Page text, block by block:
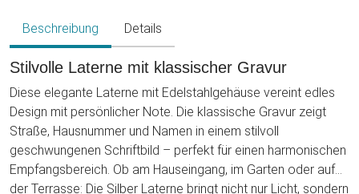
Beschreibung Details
Stilvolle Laterne mit klassischer Gravur
Diese elegante Laterne mit Edelstahlgehäuse vereint edles
Design mit persönlicher Note. Die klassische Gravur zeigt
Straße, Hausnummer und Namen in einem stilvoll
geschwungenen Schriftbild – perfekt für einen harmonischen
Empfangsbereich. Ob am Hauseingang, im Garten oder auf
der Terrasse: Die Silber Laterne bringt nicht nur Licht, sondern